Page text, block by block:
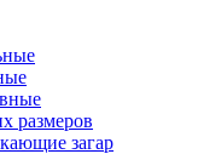
размеров
загар